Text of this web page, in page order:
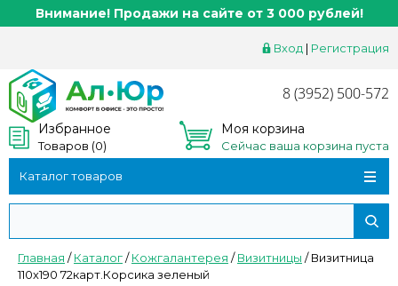
Внимание! Продажи на сайте от 3 000 рублей!
Вход | Регистрация
8 (3952) 500-572
Избранное
Товаров (0)
Моя корзина
Сейчас ваша корзина пуста
Каталог товаров
Главная /Каталог/Кожгалантерея /Визитницы /Визитница
110х190 72карт.Корсика зеленый